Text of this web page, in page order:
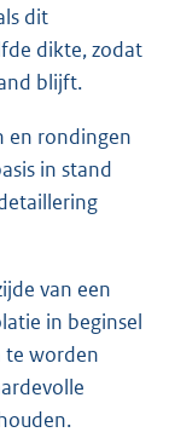
dit
dikte, zodat
blijft.
en rondingen
in stand
van een
in beginsel
te worden